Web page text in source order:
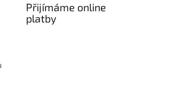
Přijímáme online
platby